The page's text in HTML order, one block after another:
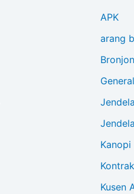
APK
arang
General
Kanopi
Kusen